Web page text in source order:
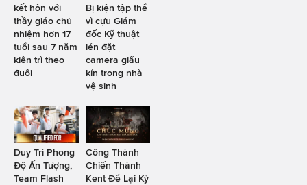
kết hôn với
thầy giáo chủ
nhiệm hơn 17
tuổi sau 7 năm
kiên trì theo
đuổi
Bị kiện tập thể
vì cựu Giám
đốc Kỹ thuật
lén đặt
camera giấu
kín trong nhà
vệ sinh
Duy Trì Phong
Độ Ấn Tượng,
Team Flash
Công Thành
Chiến Thành
Kent Để Lại Kỷ